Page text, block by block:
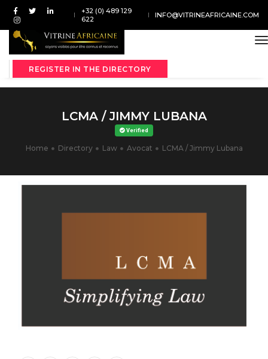
+32 (0) 489 129
622
INFO@VITRINEAFRICAINE.COM
REGISTER IN THE DIRECTORY
LCMA / JIMMY LUBANA
Verified
Home Directory Law Avocat LCMA / Jimmy Lubana